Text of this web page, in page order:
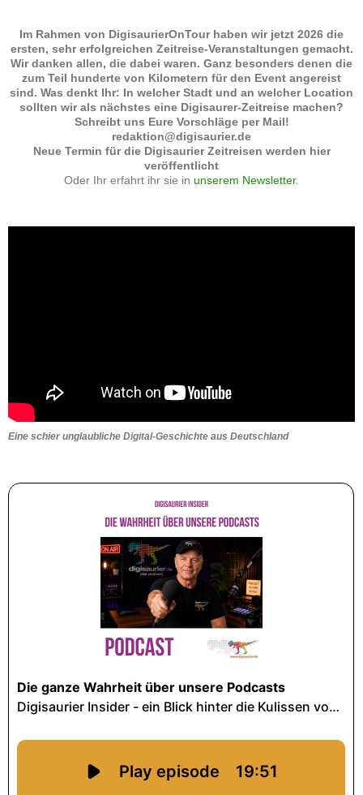
Im Rahmen von DigisaurierOnTour haben wir jetzt 2026 die
ersten, sehr erfolgreichen Zeitreise-Veranstaltungen gemacht.
Wir danken allen, die dabei waren. Ganz besonders denen die
zum Teil hunderte von Kilometern für den Event angereist
sind. Was denkt Ihr: In welcher Stadt und an welcher Location
sollten wir als nächstes eine Digisaurer-Zeitreise machen?
Schreibt uns Eure Vorschläge per Mail!
redaktion@digisaurier.de
Neue Termin für die Digisaurier Zeitreisen werden hier
veröffentlicht
Oder Ihr erfahrt ihr sie in unserem Newsletter.
Eine schier unglaubliche Digital-Geschichte aus Deutschland